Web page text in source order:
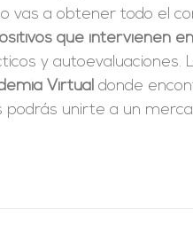
vas a obtener todo el
que intervienen
y autoevaluaciones.
Virtual donde
podrás unirte a un